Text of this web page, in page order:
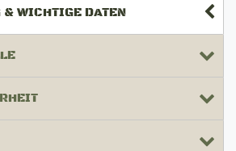
WICHTIGE DATEN